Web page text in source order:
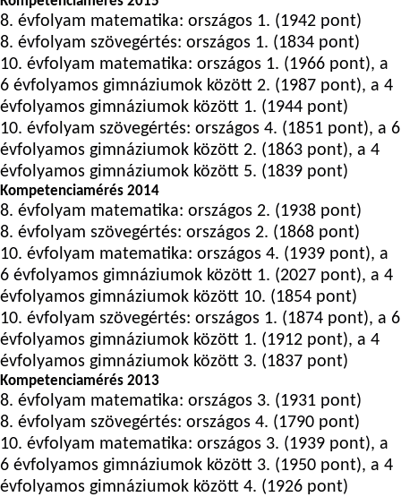
8. évfolyam matematika: országos 1. (1942 pont)
8. évfolyam szövegértés: országos 1. (1834 pont)
10. évfolyam matematika: országos 1. (1966 pont), a
6 évfolyamos gimnáziumok között 2. (1987 pont), a 4
évfolyamos gimnáziumok között 1. (1944 pont)
10. évfolyam szövegértés: országos 4. (1851 pont), a 6
évfolyamos gimnáziumok között 2. (1863 pont), a 4
évfolyamos gimnáziumok között 5. (1839 pont)
Kompetenciamérés 2014
8. évfolyam matematika: országos 2. (1938 pont)
8. évfolyam szövegértés: országos 2. (1868 pont)
10. évfolyam matematika: országos 4. (1939 pont), a
6 évfolyamos gimnáziumok között 1. (2027 pont), a 4
évfolyamos gimnáziumok között 10. (1854 pont)
10. évfolyam szövegértés: országos 1. (1874 pont), a 6
évfolyamos gimnáziumok között 1. (1912 pont), a 4
évfolyamos gimnáziumok között 3. (1837 pont)
Kompetenciamérés 2013
8. évfolyam matematika: országos 3. (1931 pont)
8. évfolyam szövegértés: országos 4. (1790 pont)
10. évfolyam matematika: országos 3. (1939 pont), a
6 évfolyamos gimnáziumok között 3. (1950 pont), a 4
évfolyamos gimnáziumok között 4. (1926 pont)